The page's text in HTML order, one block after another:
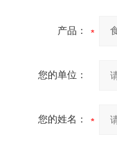
产品：
您的单位：
您的姓名：